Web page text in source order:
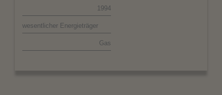
1994
wesentlicher Energieträger
Gas